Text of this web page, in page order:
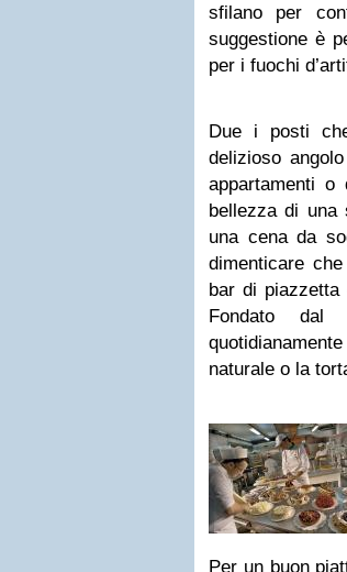
sfilano per
suggestione è
per i fuochi
Due i posti
delizioso
appartamenti o
bellezza di
una cena da
dimenticare
bar di piazzetta
Fondato dal
naturale o la
Per un buon